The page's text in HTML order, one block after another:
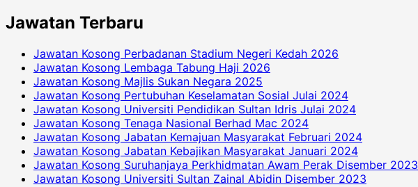
Jawatan Terbaru
Jawatan Kosong Perbadanan Stadium Negeri Kedah 2026
Jawatan Kosong Lembaga Tabung Haji 2026
Jawatan Kosong Majlis Sukan Negara 2025
Jawatan Kosong Pertubuhan Keselamatan Sosial Julai 2024
Jawatan Kosong Universiti Pendidikan Sultan Idris Julai 2024
Jawatan Kosong Tenaga Nasional Berhad Mac 2024
Jawatan Kosong Jabatan Kemajuan Masyarakat Februari 2024
Jawatan Kosong Jabatan Kebajikan Masyarakat Januari 2024
Jawatan Kosong Suruhanjaya Perkhidmatan Awam Perak Disember 2023
Jawatan Kosong Universiti Sultan Zainal Abidin Disember 2023